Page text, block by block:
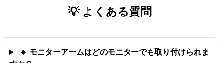
💡 よくある質問
🔹 モニターアームはどのモニターでも取り付けられま